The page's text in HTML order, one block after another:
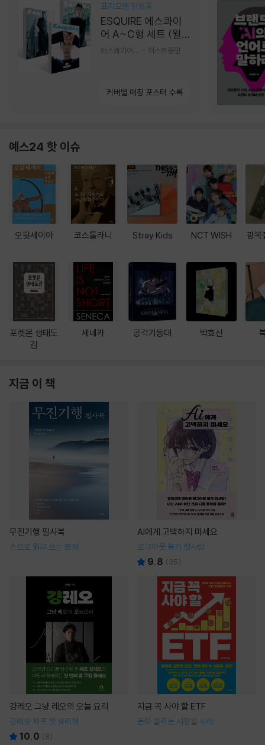
표지모델 임영웅
ESQUIRE 에스콰이
어 A~C형 세트 (월
간) : 9월 [2026]
허스트중앙
커버별 매칭 포스터 수록
예스24 핫 이슈
오뒷세이아
포켓몬 생태도
감
코스톨라니
세네카
Stray Kids
공각기동대
NCT WISH
박효신
광복
지금 이 책
무진기행 필사북
손으로 읽고 쓰는 명작
AI에게 고백하지 마세요
로그아웃 불가 첫사랑
9.8 ( 35)
걍레오 그냥 레오의 오늘 요리
강레오 셰프 첫 요리책
10.0 (8)
지금 꼭 사야 할 ETF
돈이 몰리는 시장을 사라